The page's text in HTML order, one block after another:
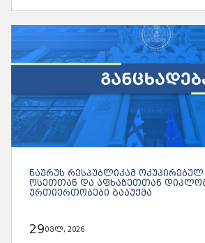
ᲜᲐᲣᲠᲣᲡ ᲠᲔᲡᲞᲣᲑᲚᲘᲙᲐᲛ ᲝᲙᲣᲞᲘᲠᲔᲑᲣᲚ
ᲝᲡᲔᲗᲗᲐᲜ ᲓᲐ ᲐᲤᲮᲐᲖᲔᲗᲗᲐᲜ
ᲣᲠᲗᲘᲔᲠᲗᲝᲑᲔᲑᲘ ᲒᲐᲐᲣᲥᲛᲐ
29ივლ, 2026